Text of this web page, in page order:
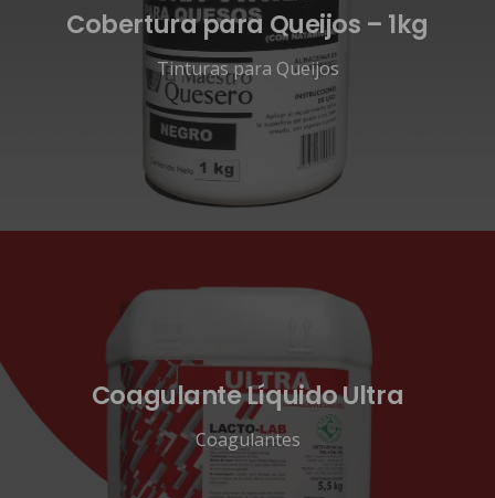
Cobertura para Queijos – 1kg
Tinturas para Queijos
Coagulante Líquido Ultra
Coagulantes